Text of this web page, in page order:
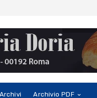
Archivi Archivio PDF